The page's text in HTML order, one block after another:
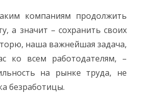
компаниям продолжить
а значит – сохранить своих
наша важнейшая задача,
ко всем работодателям, –
на рынке труда, не
безработицы.